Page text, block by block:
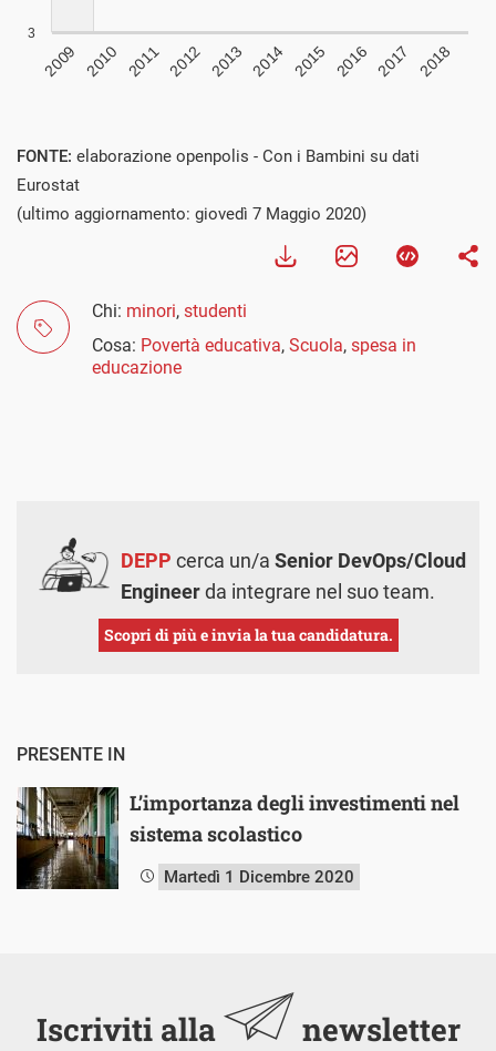
FONTE: elaborazione openpolis - Con i Bambini su dati
Eurostat
(ultimo aggiornamento: giovedì 7 Maggio 2020)
Chi: minori, studenti
Cosa: Povertà educativa, Scuola, spesa in
educazione
DEPP cerca un/a Senior DevOps/Cloud
Engineerda integrare nel suo team.
Scopri di più e invia la tua candidatura.
PRESENTE IN
L’importanza degli investimenti nel
sistema scolastico
Martedì 1 Dicembre 2020
Iscriviti alla newsletter